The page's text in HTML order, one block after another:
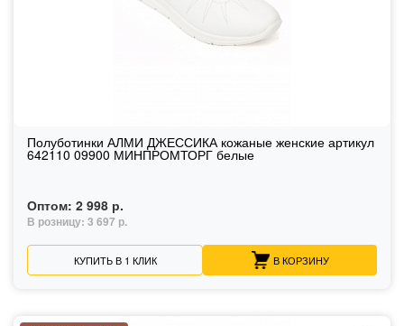
Полуботинки АЛМИ ДЖЕССИКА кожаные женские артикул
642110 09900 МИНПРОМТОРГ белые
Оптом: 2 998 р.
В розницу: 3 697 р.
КУПИТЬ В 1 КЛИК В КОРЗИНУ